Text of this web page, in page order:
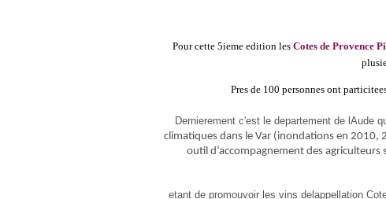
Pour cette 5ieme edition les Cotes de Provence
Pres de 100 personnes ont
Dernierement c'est le departement de lAude
climatiques dans le Var (inondations en
outil d’accompagnement des
etant de promouvoir les vins delappellation